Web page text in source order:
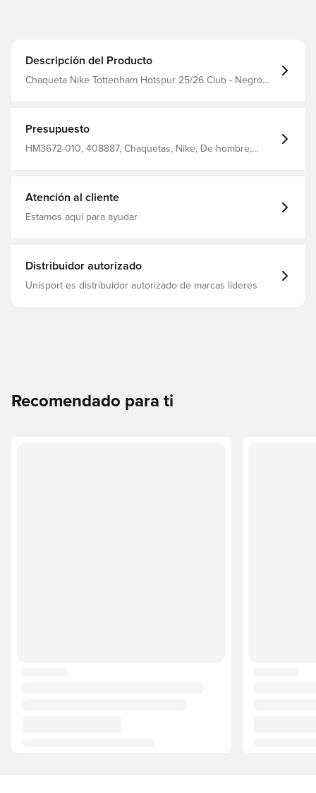
Descripción del Producto
Chaqueta Nike Tottenham Hotspur 25/26 Club - Negro
Presupuesto
HM3672-010, 408887, Chaquetas, Nike, De hombre,
Atención al cliente
Estamos aquí para ayudar
Distribuidor autorizado
Unisport es distribuidor autorizado de marcas líderes
Recomendado para ti